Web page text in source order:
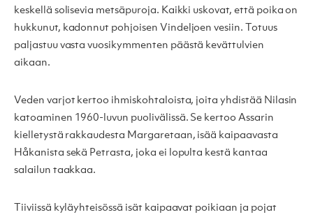
keskellä solisevia metsäpuroja. Kaikki uskovat, että poika on
hukkunut, kadonnut pohjoisen Vindeljoen vesiin. Totuus
paljastuu vasta vuosikymmenten päästä kevättulvien
aikaan.
Veden varjot kertoo ihmiskohtaloista, joita yhdistää Nilasin
katoaminen 1960-luvun puolivälissä. Se kertoo Assarin
kielletystä rakkaudesta Margaretaan, isää kaipaavasta
Håkanista sekä Petrasta, joka ei lopulta kestä kantaa
salailun taakkaa.
Tiiviissä kyläyhteisössä isät kaipaavat poikiaan ja pojat